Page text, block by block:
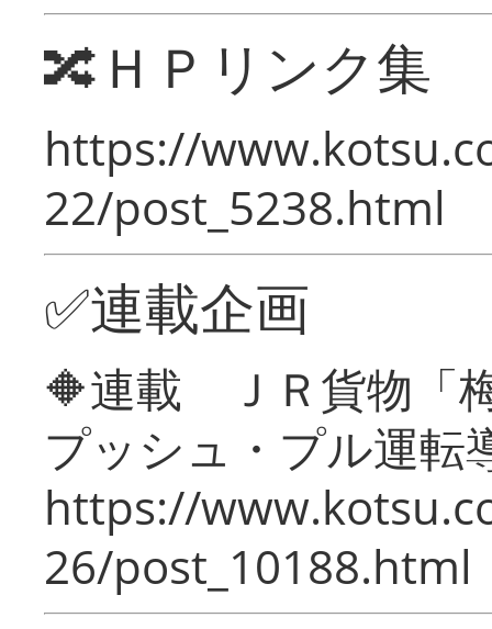
🔀ＨＰリンク集
https://
22/post_5238.html
✅連載企画
🔶連載 ＪＲ貨物「
プッシュ・プル運転
https://
26/post_10188.html